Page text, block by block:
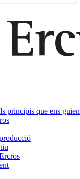
principis que ens guien